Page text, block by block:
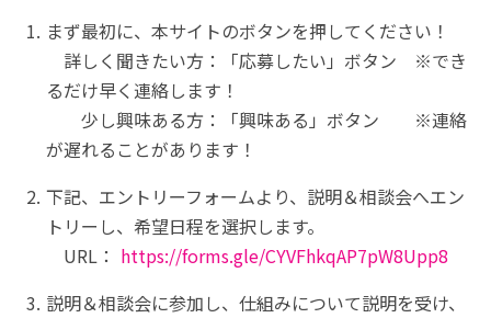
まず最初に、本サイトのボタンを押してください！
詳しく聞きたい方：「応募したい」ボタン　※でき
るだけ早く連絡します！
少し興味ある方：「興味ある」ボタン　　※連絡
が遅れることがあります！
下記、エントリーフォームより、説明＆相談会へエン
トリーし、希望日程を選択します。
URL： https://forms.gle/CYVFhkqAP7pW8Upp8
説明＆相談会に参加し、仕組みについて説明を受け、